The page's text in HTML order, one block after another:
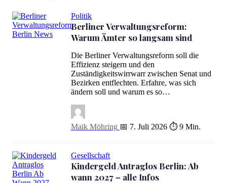
Berliner Verwaltungsreform: Warum Ämter so langsam sind
Politik
Berliner Verwaltungsreform:
Warum Ämter so langsam sind
Die Berliner Verwaltungsreform soll die
Effizienz steigern und den
Zuständigkeitswirrwarr zwischen Senat und
Bezirken entflechten. Erfahre, was sich
ändern soll und warum es so…
Maik Möhring 📅 7. Juli 2026 ⏱ 9 Min.
Gesellschaft
Kindergeld Antraglos Berlin: Ab
wann 2027 – alle Infos